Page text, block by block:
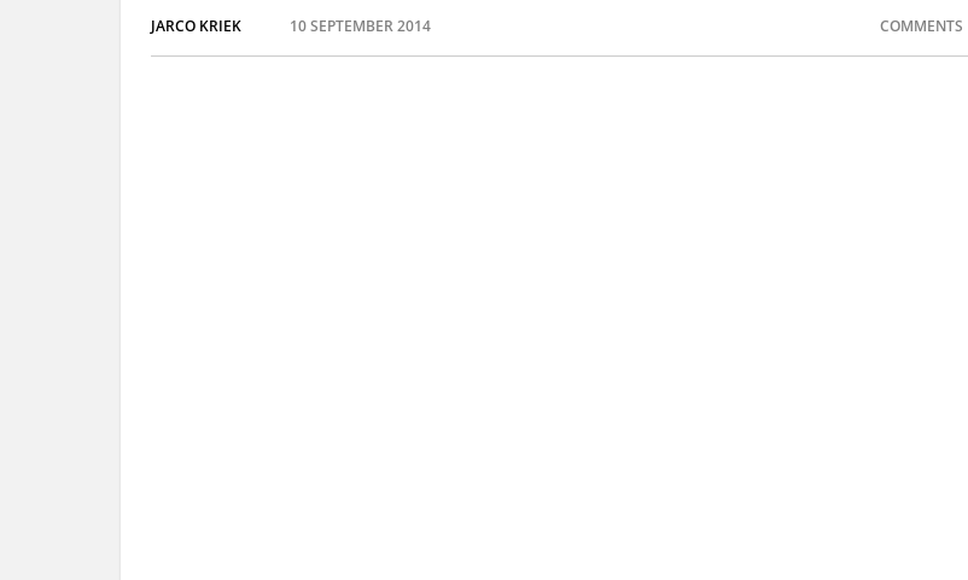
JARCO KRIEK 10 SEPTEMBER 2014 COMMENTS